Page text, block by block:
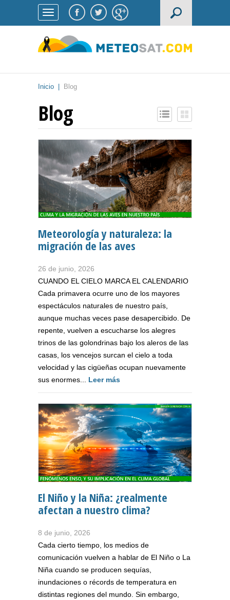
Inicio Blog
Blog
Meteorología y naturaleza: la
migración de las aves
26 de junio, 2026
CUANDO EL CIELO MARCA EL CALENDARIO
Cada primavera ocurre uno de los mayores
espectáculos naturales de nuestro país,
aunque muchas veces pase desapercibido. De
repente, vuelven a escucharse los alegres
trinos de las golondrinas bajo los aleros de las
casas, los vencejos surcan el cielo a toda
velocidad y las cigüeñas ocupan nuevamente
sus enormes... Leer más
El Niño y la Niña: ¿realmente
afectan a nuestro clima?
8 de junio, 2026
Cada cierto tiempo, los medios de
comunicación vuelven a hablar de El Niño o La
Niña cuando se producen sequías,
inundaciones o récords de temperatura en
distintas regiones del mundo. Sin embargo,